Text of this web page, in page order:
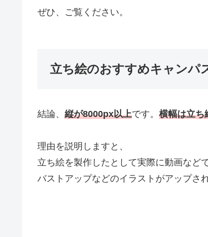
ぜひ、ご覧ください。
立ち絵のおすすめキャンパ
結論、 縦が8000px以上です。 横幅は立ち
理由を説明しますと、
立ち絵を製作したとして実際に動画など
バストアップなどのイラストがアップさ